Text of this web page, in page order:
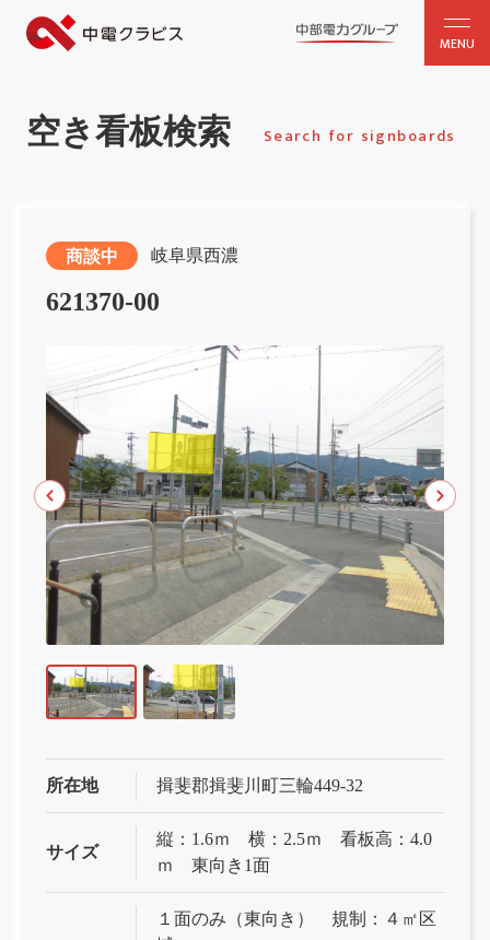
MENU
空き看板検索 Search for signboards
商談中 岐阜県西濃
621370-00
所在地 揖斐郡揖斐川町三輪449-32
サイズ
縦：1.6ｍ 横：2.5ｍ 看板高：4.0
ｍ 東向き1面
１面のみ（東向き） 規制：４㎡区